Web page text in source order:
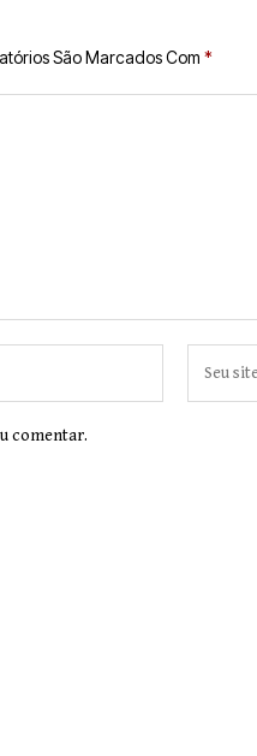
São Marcados Com *
comentar.